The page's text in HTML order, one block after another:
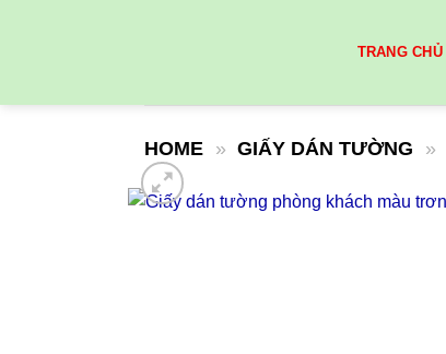
TRANG CHỦ
HOME » GIẤY DÁN TƯỜNG »